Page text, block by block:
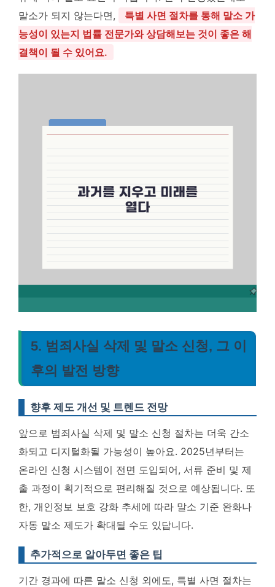
말소가 되지 않는다면,
특별 사면 절차를 통해 말소 가
능성이 있는지 법률 전문가와 상담해보는 것이 좋은 해
결책이 될 수 있어요.
5. 범죄사실 삭제 및 말소 신청, 그 이
후의 발전 방향
향후 제도 개선 및 트렌드 전망
앞으로 범죄사실 삭제 및 말소 신청 절차는 더욱 간소
화되고 디지털화될 가능성이 높아요. 2025년부터는
온라인 신청 시스템이 전면 도입되어, 서류 준비 및 제
출 과정이 획기적으로 편리해질 것으로 예상됩니다. 또
한, 개인정보 보호 강화 추세에 따라 말소 기준 완화나
자동 말소 제도가 확대될 수도 있답니다.
추가적으로 알아두면 좋은 팁
기간 경과에 따른 말소 신청 외에도, 특별 사면 절차는